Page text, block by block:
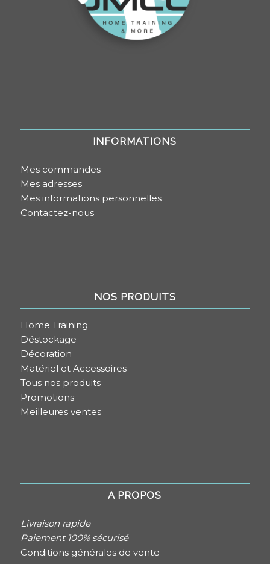
INFORMATIONS
Mes commandes
Mes adresses
Mes informations personnelles
Contactez-nous
NOS PRODUITS
Home Training
Déstockage
Décoration
Matériel et Accessoires
Tous nos produits
Promotions
Meilleures ventes
A PROPOS
Livraison rapide
Paiement 100% sécurisé
Conditions générales de vente